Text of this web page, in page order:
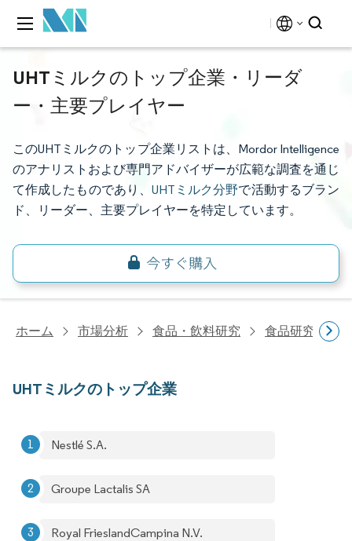
UHTミルクのトップ企業・リーダ
ー・主要プレイヤー
このUHTミルクのトップ企業リストは、Mordor Intelligence
のアナリストおよび専門アドバイザーが広範な調査を通じ
て作成したものであり、 UHTミルク分野で活動するブラン
ド、リーダー、主要プレイヤーを特定しています。
ホーム 市場分析 食品・飲料研究 食品研究
UHTミルクのトップ企業
Nestlé S.A.
Groupe Lactalis SA
Royal FrieslandCampina N.V.